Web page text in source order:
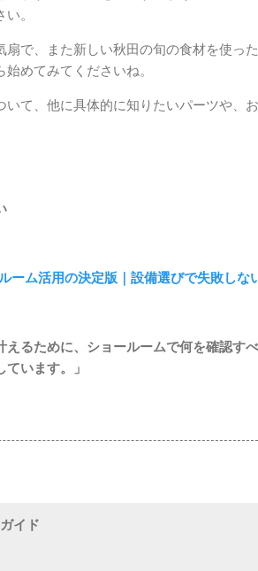
。
扇で、また新しい秋田の旬の食材を使っ
めてみてくださいね。
いて、他に具体的に知りたいパーツや、
ーム活用の決定版｜設備選びで失敗しな
えるために、ショールームで何を確認
います。」
イド